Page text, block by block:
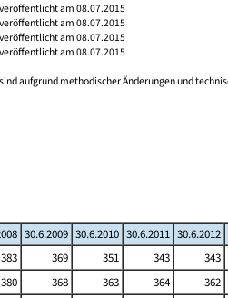
am 08.07.2015
am 08.07.2015
am 08.07.2015
am 08.07.2015
aufgrund methodischer Änderungen und
30.6.2009 30.6.2010 30.6.2011 30.6.2012
383 369 351 343
343
380 368 363 364
362